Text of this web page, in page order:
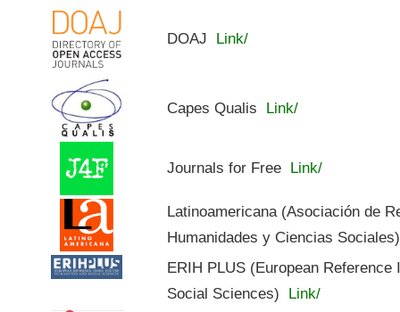
DOAJ Link/
Capes Qualis Link/
Journals for Free Link/
Latinoamericana (Asociación de
Humanidades y Ciencias Sociales)
ERIH PLUS (European
Social Sciences) Link/